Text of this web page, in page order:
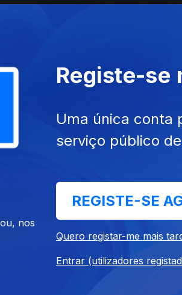
falamos sobre Mitos e verdades. O
Língua. Produção Manuel Matola
Almeida vai falar no A Saúde na
se assinala a 24 de junho
José Manuel Almeid fala sobre os fatores
de Quedas.
nos
Registe-se
Uma única conta
serviço público
REGISTE-SE
Quero registar-me mais
Entrar (utilizadores